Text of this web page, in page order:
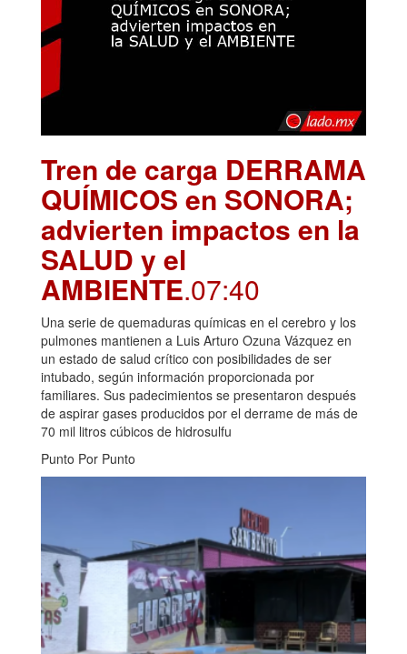
Tren de carga DERRAMA
QUÍMICOS en SONORA;
advierten impactos en la
SALUD y el
AMBIENTE.07:40
Una serie de quemaduras químicas en el cerebro y los
pulmones mantienen a Luis Arturo Ozuna Vázquez en
un estado de salud crítico con posibilidades de ser
intubado, según información proporcionada por
familiares. Sus padecimientos se presentaron después
de aspirar gases producidos por el derrame de más de
70 mil litros cúbicos de hidrosulfu
Punto Por Punto